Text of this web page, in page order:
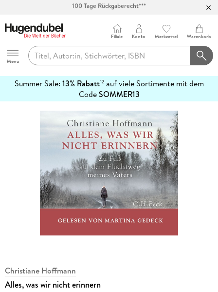
Abholung in über 100 Filialen
Hugendubel
Menu
Filiale Konto Merkzettel Warenkorb
Summer Sale: 13% Rabatt12auf viele Sortimente mit dem
CodeSOMMER13
erfahren
Christiane Hoffmann
Alles, was wir nicht erinnern